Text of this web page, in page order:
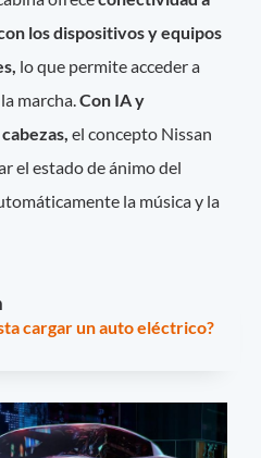
los dispositivos y equipos
lo que permite acceder a
marcha.Con IA y
el concepto Nissan
el estado de ánimo del
la música y la
cargar un auto eléctrico?